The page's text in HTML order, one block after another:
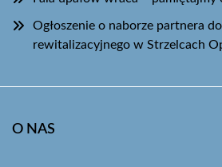
Ogłoszenie o naborze partnera
rewitalizacyjnego w Strzelcach
O NAS